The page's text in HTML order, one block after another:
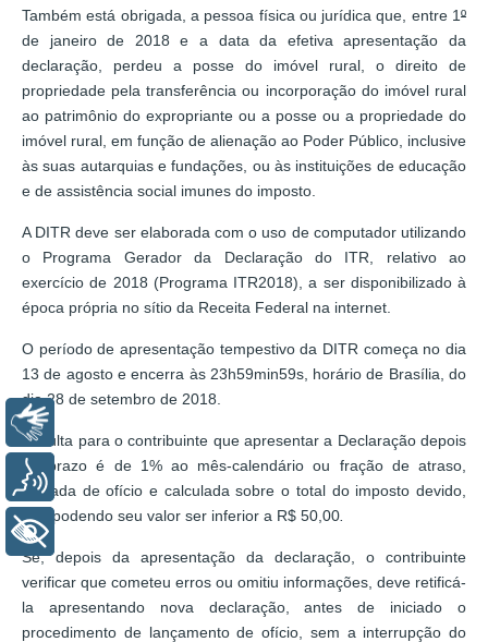
Também está obrigada, a pessoa física ou jurídica que, entre 1º
de janeiro de 2018 e a data da efetiva apresentação da
declaração, perdeu a posse do imóvel rural, o direito de
propriedade pela transferência ou incorporação do imóvel rural
ao patrimônio do expropriante ou a posse ou a propriedade do
imóvel rural, em função de alienação ao Poder Público, inclusive
às suas autarquias e fundações, ou às instituições de educação
e de assistência social imunes do imposto.
A DITR deve ser elaborada com o uso de computador utilizando
o Programa Gerador da Declaração do ITR, relativo ao
exercício de 2018 (Programa ITR2018), a ser disponibilizado à
época própria no sítio da Receita Federal na internet.
O período de apresentação tempestivo da DITR começa no dia
13 de agosto e encerra às 23h59min59s, horário de Brasília, do
dia 28 de setembro de 2018.
A multa para o contribuinte que apresentar a Declaração depois
do prazo é de 1% ao mês-calendário ou fração de atraso,
lançada de ofício e calculada sobre o total do imposto devido,
não podendo seu valor ser inferior a R$ 50,00
Se, depois da apresentação da declaração, o contribuinte
verificar que cometeu erros ou omitiu informações, deve retificá-
la apresentando nova declaração, antes de iniciado o
procedimento de lançamento de ofício, sem a interrupção do
Voz